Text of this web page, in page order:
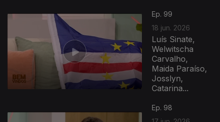
Ep. 99
18 jun. 2026
Luís Sinate,
Welwitscha
Carvalho,
Maida Paraíso,
Josslyn,
Catarina...
Ep. 98